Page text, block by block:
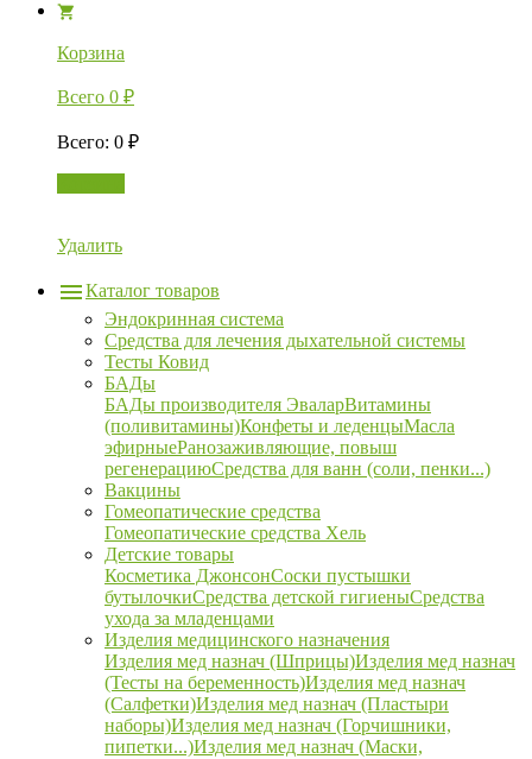
Корзина
Всего 0 ₽
Всего: 0 ₽
Удалить
Каталог товаров
Эндокринная система
Средства для лечения дыхательной системы
Тесты Ковид
БАДы
БАДы производителя ЭваларВитамины
(поливитамины)Конфеты и леденцыМасла
эфирныеРанозаживляющие, повыш
регенерациюСредства для ванн (соли, пенки...)
Вакцины
Гомеопатические средства
Гомеопатические средства Хель
Детские товары
Косметика ДжонсонСоски пустышки
бутылочкиСредства детской гигиеныСредства
ухода за младенцами
Изделия медицинского назначения
Изделия мед назнач (Шприцы)Изделия мед назнач
(Тесты на беременность)Изделия мед назнач
(Салфетки)Изделия мед назнач (Пластыри
наборы)Изделия мед назнач (Горчишники,
пипетки...)Изделия мед назнач (Маски,